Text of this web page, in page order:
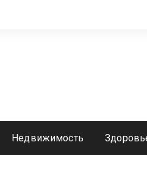
Недвижимость